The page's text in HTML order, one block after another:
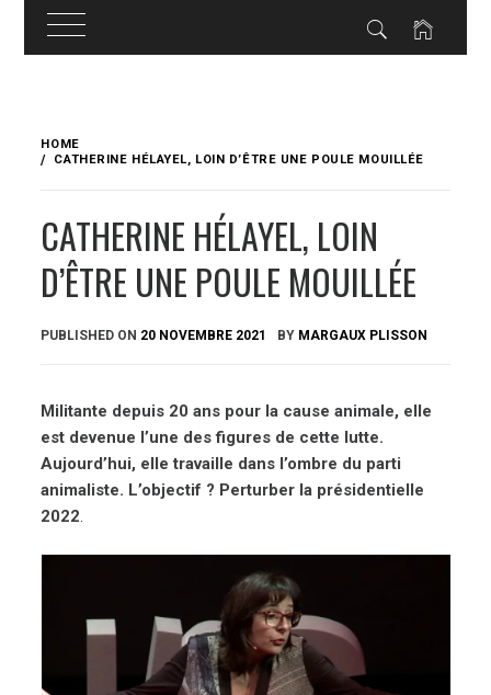
content
HOME
CATHERINE HÉLAYEL, LOIN D’ÊTRE UNE POULE MOUILLÉE
CATHERINE HÉLAYEL, LOIN
D’ÊTRE UNE POULE MOUILLÉE
PUBLISHED ON 20 NOVEMBRE 2021 BY MARGAUX PLISSON
Militante depuis 20 ans pour la cause animale, elle
est devenue l’une des figures de cette lutte.
Aujourd’hui, elle travaille dans l’ombre du parti
animaliste. L’objectif ? Perturber la présidentielle
2022.